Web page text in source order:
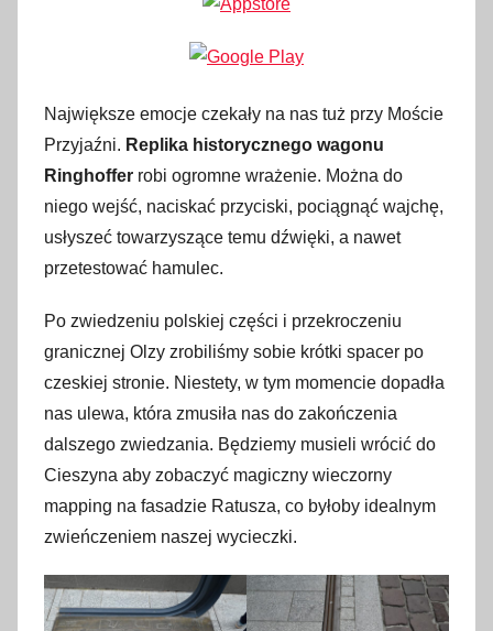
Największe emocje czekały na nas tuż przy Moście
Przyjaźni. Replika historycznego wagonu
Ringhoffer robi ogromne wrażenie. Można do
niego wejść, naciskać przyciski, pociągnąć wajchę,
usłyszeć towarzyszące temu dźwięki, a nawet
przetestować hamulec.
Po zwiedzeniu polskiej części i przekroczeniu
granicznej Olzy zrobiliśmy sobie krótki spacer po
czeskiej stronie. Niestety, w tym momencie dopadła
nas ulewa, która zmusiła nas do zakończenia
dalszego zwiedzania. Będziemy musieli wrócić do
Cieszyna aby zobaczyć magiczny wieczorny
mapping na fasadzie Ratusza, co byłoby idealnym
zwieńczeniem naszej wycieczki.